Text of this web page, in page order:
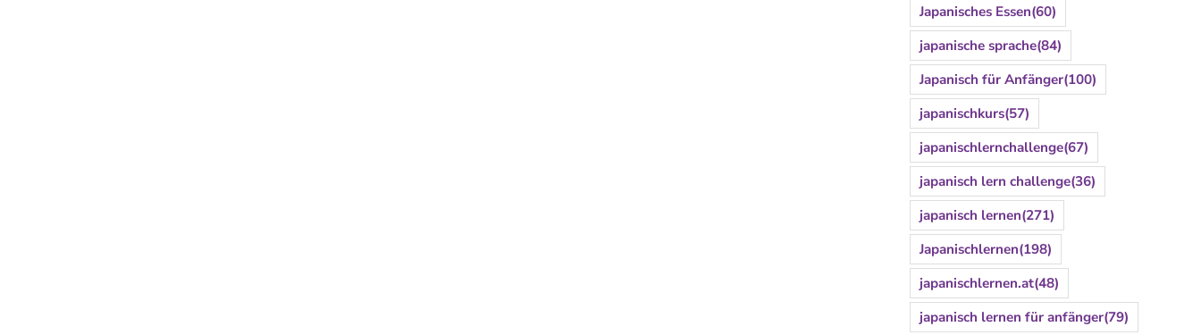
Japanisches Essen(60)
japanische sprache(84)
Japanisch für Anfänger(100)
japanischkurs(57)
japanischlernchallenge(67)
japanisch lern challenge(36)
japanisch lernen(271)
Japanischlernen(198)
japanischlernen.at(48)
japanisch lernen für anfänger(79)